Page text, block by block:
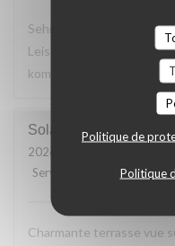
Politique de
Politique
Sehr leckeres 3 Gang
Leistungsverhältnis.
kommen gerne wieder
Solange T
2026-07-24
- 13:30 -
Service
Ambiance:5
Charmante terrasse vue